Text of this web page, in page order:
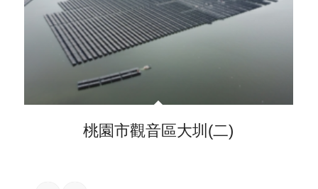
桃園市觀音區大圳(二)